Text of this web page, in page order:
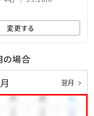
」→「詳細を見る」よ
1,000円、上限3,000
お客様は駐車場無料
変更する
の場合
翌月